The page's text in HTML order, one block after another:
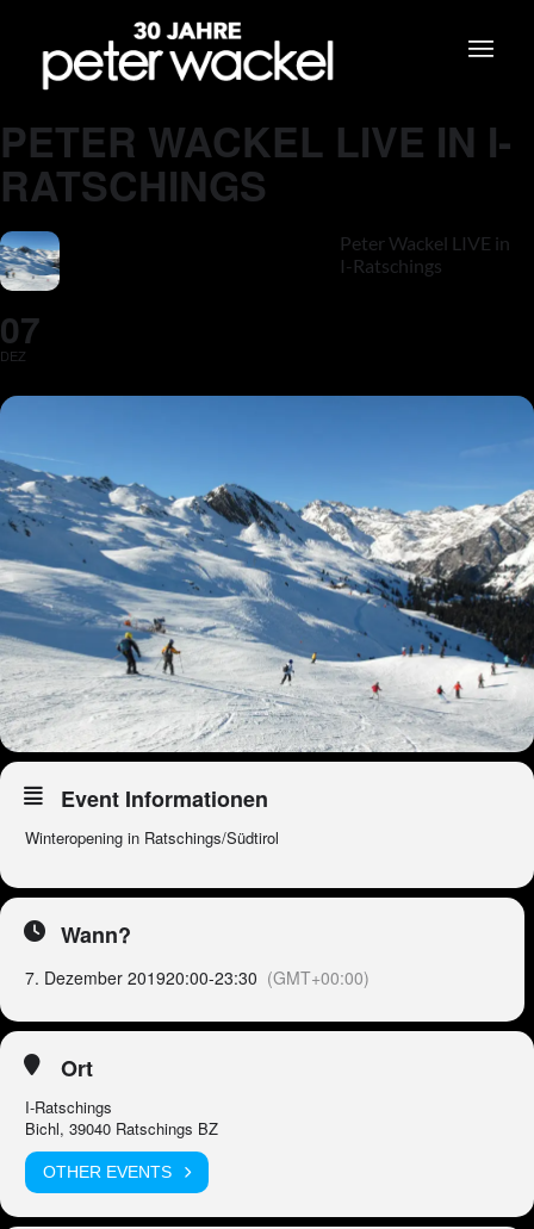
PETER WACKEL LIVE IN I-
RATSCHINGS
07
DEZ
Peter Wackel LIVE in
I-Ratschings
Event Informationen
Winteropening in Ratschings/Südtirol
Wann?
7. Dezember 201920:00-23:30 (GMT+00:00)
Ort
I-Ratschings
Bichl, 39040 Ratschings BZ
OTHER EVENTS